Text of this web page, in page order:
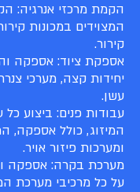
הקמת מרכזי אנרגיה:
קירור.
אספקת ציוד: אספקה
יחידות קצה, מערכי
עשן.
עבודות פנים: ביצוע
המיזוג, כולל אספקה,
ומערכות פיזור אויר.
מערכת בקרה: אספקה
על כל מרכיבי מערכת